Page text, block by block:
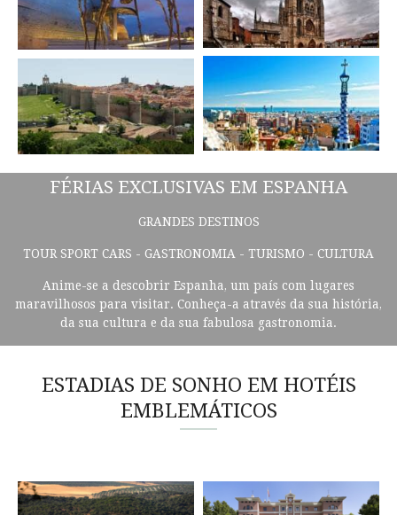
FÉRIAS EXCLUSIVAS EM ESPANHA
GRANDES DESTINOS
TOUR SPORT CARS - GASTRONOMIA - TURISMO - CULTURA
Anime-se a descobrir Espanha, um país com lugares
maravilhosos para visitar. Conheça-a através da sua história,
da sua cultura e da sua fabulosa gastronomia.
ESTADIAS DE SONHO EM HOTÉIS
EMBLEMÁTICOS